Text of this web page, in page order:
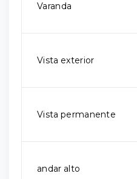
Varanda
Vista exterior
Vista permanente
andar alto